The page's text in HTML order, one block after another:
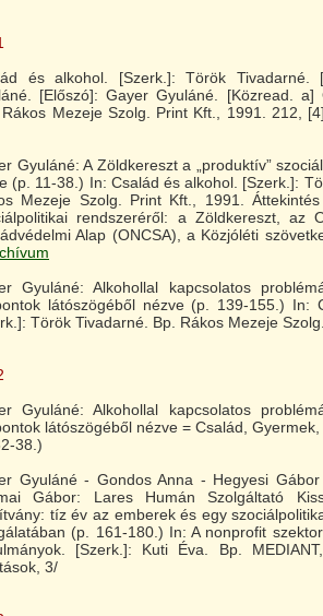
és alkohol. [Szerk.]: Török Tivadarné.
[Előszó]: Gayer Gyuláné. [Közread. a]
Rákos Mezeje Szolg. Print Kft., 1991. 212,
Gyuláné: A Zöldkereszt a „produktív”
(p. 11-38.) In: Család és alkohol. [Szerk.]:
Mezeje Szolg. Print Kft., 1991.
rendszeréről: a Zöldkereszt, az
Alap (ONCSA), a Közjóléti
Gyuláné: Alkohollal kapcsolatos
látószögéből nézve (p. 139-155.) In:
Török Tivadarné. Bp. Rákos Mezeje
Gyuláné: Alkohollal kapcsolatos
látószögéből nézve = Család,
38.)
Gyuláné - Gondos Anna - Hegyesi
Gábor: Lares Humán Szolgáltató
tíz év az emberek és egy
(p. 161-180.) In: A nonprofit
[Szerk.]: Kuti Éva. Bp.
3/